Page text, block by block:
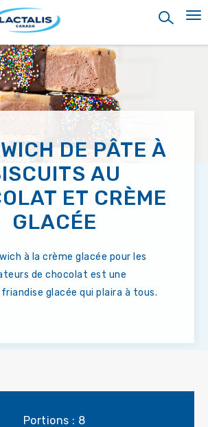
DE PÂTE À
AU
ET CRÈME
GLACÉE
à la crème glacée pour les
de chocolat est une
glacée qui plaira à tous.
Portions : 8